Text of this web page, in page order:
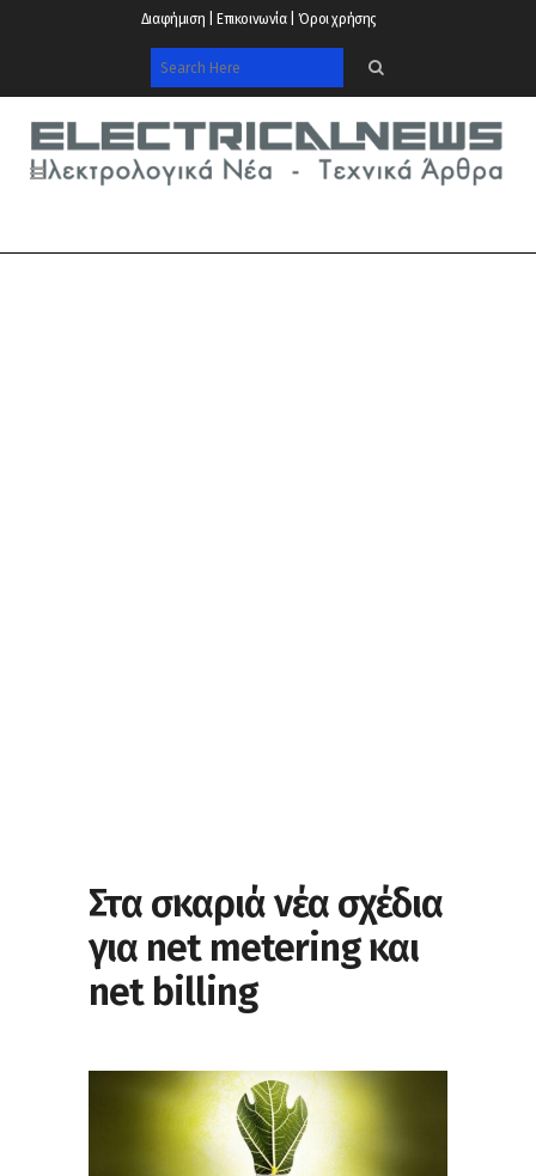
Διαφήμιση | Επικοινωνία | Όροι χρήσης
Στα σκαριά νέα σχέδια
για net metering και
net billing